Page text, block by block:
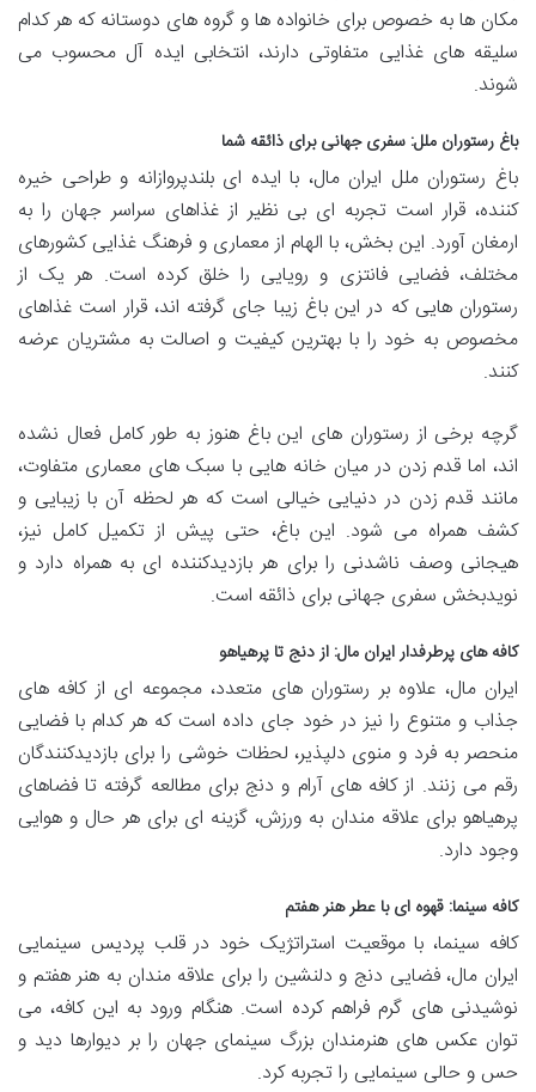
مکان ها به خصوص برای خانواده ها و گروه های دوستانه که هر کدام
سلیقه های غذایی متفاوتی دارند، انتخابی ایده آل محسوب می
شوند.
باغ رستوران ملل: سفری جهانی برای ذائقه شما
باغ رستوران ملل ایران مال، با ایده ای بلندپروازانه و طراحی خیره
کننده، قرار است تجربه ای بی نظیر از غذاهای سراسر جهان را به
ارمغان آورد. این بخش، با الهام از معماری و فرهنگ غذایی کشورهای
مختلف، فضایی فانتزی و رویایی را خلق کرده است. هر یک از
رستوران هایی که در این باغ زیبا جای گرفته اند، قرار است غذاهای
مخصوص به خود را با بهترین کیفیت و اصالت به مشتریان عرضه
کنند.
گرچه برخی از رستوران های این باغ هنوز به طور کامل فعال نشده
اند، اما قدم زدن در میان خانه هایی با سبک های معماری متفاوت،
مانند قدم زدن در دنیایی خیالی است که هر لحظه آن با زیبایی و
کشف همراه می شود. این باغ، حتی پیش از تکمیل کامل نیز،
هیجانی وصف ناشدنی را برای هر بازدیدکننده ای به همراه دارد و
نویدبخش سفری جهانی برای ذائقه است.
کافه های پرطرفدار ایران مال: از دنج تا پرهیاهو
ایران مال، علاوه بر رستوران های متعدد، مجموعه ای از کافه های
جذاب و متنوع را نیز در خود جای داده است که هر کدام با فضایی
منحصر به فرد و منوی دلپذیر، لحظات خوشی را برای بازدیدکنندگان
رقم می زنند. از کافه های آرام و دنج برای مطالعه گرفته تا فضاهای
پرهیاهو برای علاقه مندان به ورزش، گزینه ای برای هر حال و هوایی
وجود دارد.
کافه سینما: قهوه ای با عطر هنر هفتم
کافه سینما، با موقعیت استراتژیک خود در قلب پردیس سینمایی
ایران مال، فضایی دنج و دلنشین را برای علاقه مندان به هنر هفتم و
نوشیدنی های گرم فراهم کرده است. هنگام ورود به این کافه، می
توان عکس های هنرمندان بزرگ سینمای جهان را بر دیوارها دید و
حس و حالی سینمایی را تجربه کرد.